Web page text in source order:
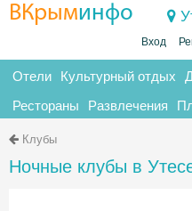
ВКрыминфо
Вход
Отели Культурный отдых
Рестораны Развлечения
Клубы
Ночные клубы в